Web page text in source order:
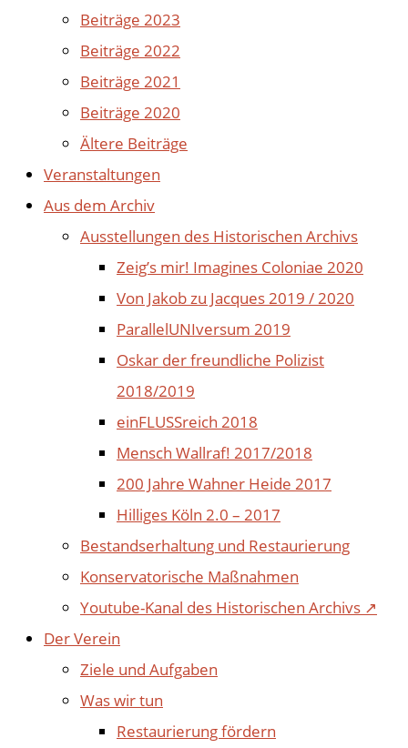
Beiträge 2023
Beiträge 2022
Beiträge 2021
Beiträge 2020
Ältere Beiträge
Veranstaltungen
Aus dem Archiv
Ausstellungen des Historischen Archivs
Zeig’s mir! Imagines Coloniae 2020
Von Jakob zu Jacques 2019 / 2020
ParallelUNIversum 2019
Oskar der freundliche Polizist
2018/2019
einFLUSSreich 2018
Mensch Wallraf! 2017/2018
200 Jahre Wahner Heide 2017
Hilliges Köln 2.0 – 2017
Bestandserhaltung und Restaurierung
Konservatorische Maßnahmen
Youtube-Kanal des Historischen Archivs ↗
Der Verein
Ziele und Aufgaben
Was wir tun
Restaurierung fördern